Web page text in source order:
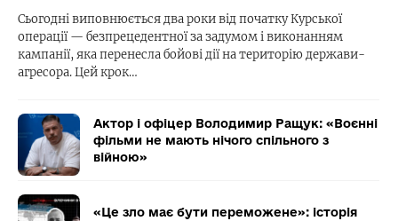
Сьогодні виповнюється два роки від початку Курської
операції — безпрецедентної за задумом і виконанням
кампанії, яка перенесла бойові дії на територію держави-
агресора. Цей крок…
Актор і офіцер Володимир Ращук: «Воєнні
фільми не мають нічого спільного з
війною»
«Це зло має бути переможене»: історія